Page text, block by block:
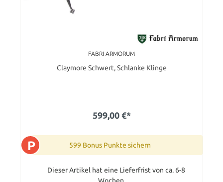
FABRI ARMORUM
Claymore Schwert, Schlanke Klinge
599,00 €*
P 599 Bonus Punkte sichern
Dieser Artikel hat eine Lieferfrist von ca. 6-8
Wochen.